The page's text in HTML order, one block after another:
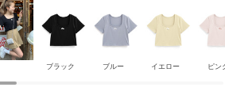
ブラック ブルー イエロー ピン